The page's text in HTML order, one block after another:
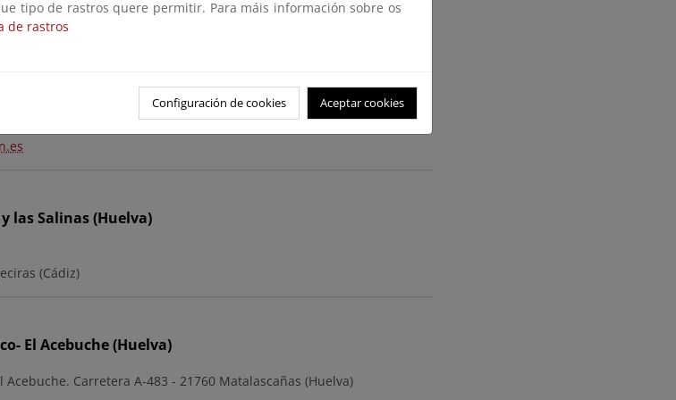
las Salinas (Huelva)
(Cádiz)
El Acebuche (Huelva)
Carretera A-483 - 21760 Matalascañas (Huelva)
tipo de rastros quere permitir. Para máis información sobre os
de rastros
Configuración de cookies Aceptar cookies